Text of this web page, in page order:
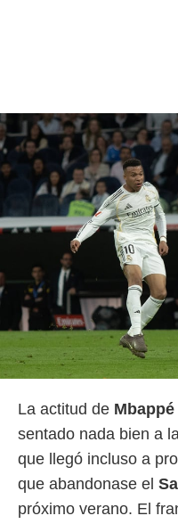
La actitud de Mbappé
sentado nada bien a
que llegó incluso a
que abandonase el
próximo verano. El